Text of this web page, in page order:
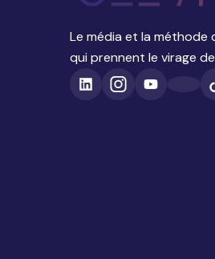
Le média et la méthode
qui prennent le virage de